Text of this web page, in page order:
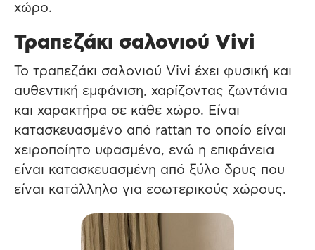
χώρο.
Τραπεζάκι σαλονιού Vivi
Το τραπεζάκι σαλονιού Vivi έχει φυσική και
αυθεντική εμφάνιση, χαρίζοντας ζωντάνια
και χαρακτήρα σε κάθε χώρο. Είναι
κατασκευασμένο από rattan το οποίο είναι
χειροποίητο υφασμένο, ενώ η επιφάνεια
είναι κατασκευασμένη από ξύλο δρυς που
είναι κατάλληλο για εσωτερικούς χώρους.